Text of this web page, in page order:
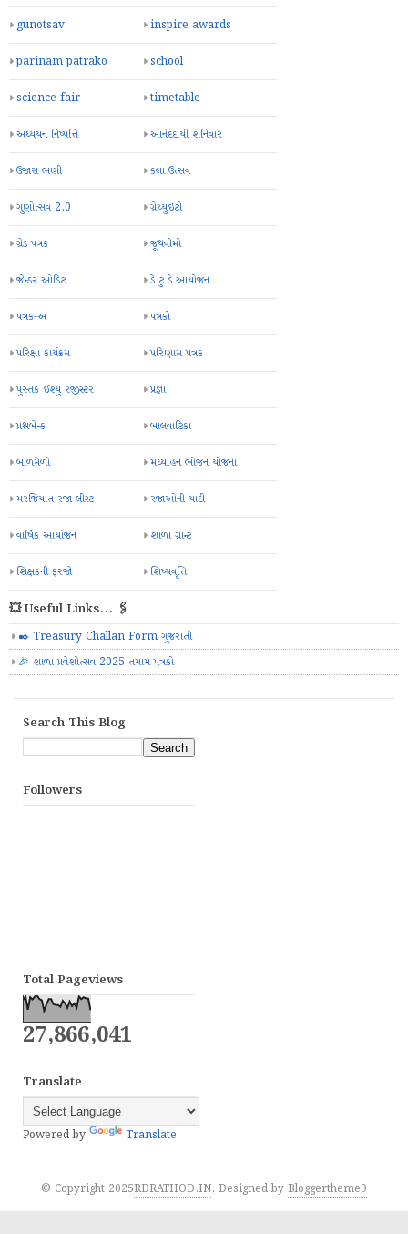
gunotsav inspire awards
parinam patrako school
science fair timetable
અધ્યયન નિષ્પત્તિ આનંદદાયી શનિવાર
ઉજાસ ભણી કલા ઉત્સવ
ગુણોત્સવ 2.0 ગ્રેચ્યુઇટી
ગ્રેડ પત્રક જૂથવીમો
જેન્ડર ઓડિટ ડે ટુ ડે આયોજન
પત્રક-અ પત્રકો
પરિક્ષા કાર્યક્રમ પરિણામ પત્રક
પુસ્તક ઈશ્યુ રજીસ્ટર પ્રજ્ઞા
પ્રશ્નબેન્ક બાલવાટિકા
બાળમેળો મઘ્યાહન ભોજન યોજના
મરજિયાત રજા લીસ્ટ રજાઓની યાદી
વાર્ષિક આયોજન શાળા ગ્રાન્ટ
શિક્ષકની ફરજો શિષ્યવૃત્તિ
💥 Useful Links... 🖇️
✒️ Treasury Challan Form ગુજરાતી
🎉 શાળા પ્રવેશોત્સવ 2025 તમામ પત્રકો
Search This Blog
Followers
Total Pageviews
27,866,041
Translate
Powered by Translate
© Copyright 2025RDRATHOD.IN. Designed by Bloggertheme9